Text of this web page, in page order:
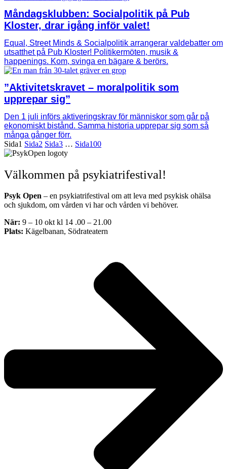
Måndagsklubben: Socialpolitik på Pub
Kloster, drar igång inför valet!
Equal, Street Minds & Socialpolitik arrangerar valdebatter om
utsatthet på Pub Kloster! Politikermöten, musik &
happenings. Kom, svinga en bägare & berörs.
”Aktivitetskravet – moralpolitik som
upprepar sig”
Den 1 juli införs aktiveringskrav för människor som går på
ekonomiskt bistånd. Samma historia upprepar sig som så
många gånger förr.
Sida1 Sida2 Sida3 … Sida100
Välkommen på psykiatrifestival!
Psyk Open – en psykiatrifestival om att leva med psykisk ohälsa
och sjukdom, om vården vi har och vården vi behöver.
När: 9 – 10 okt kl 14 .00 – 21.00
Plats: Kägelbanan, Södrateatern